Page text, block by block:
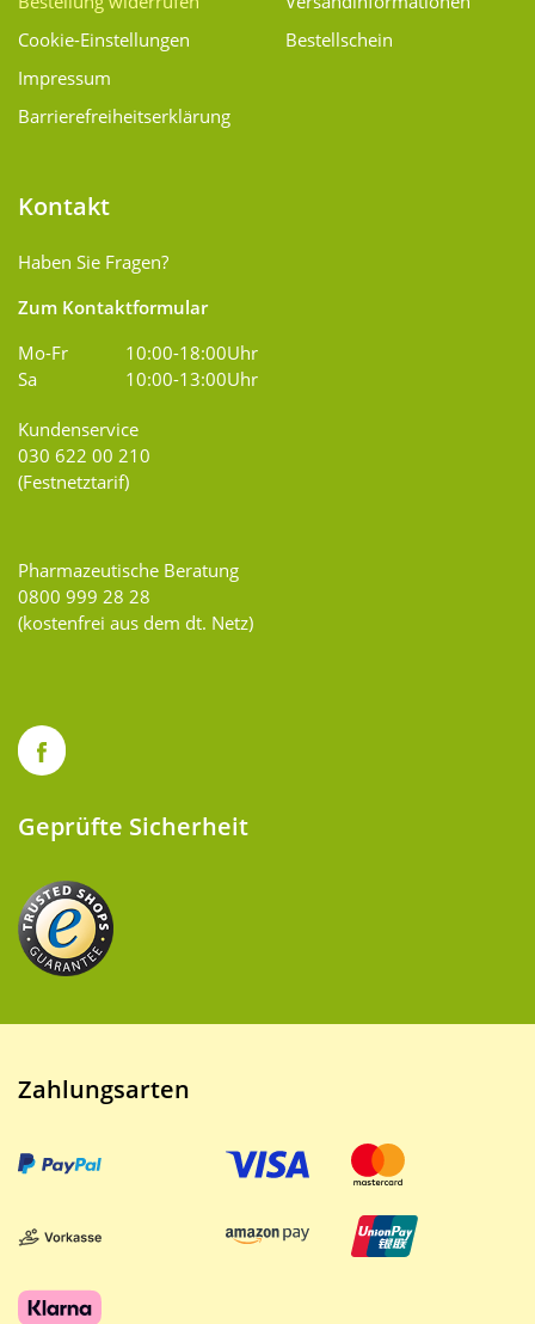
Cookie-Einstellungen
Impressum
Barrierefreiheitserklärung
Bestellschein
Kontakt
Haben Sie Fragen?
Zum Kontaktformular
Mo-Fr
10:00-18:00Uhr
Sa
10:00-13:00Uhr
Kundenservice
030 622 00 210
(Festnetztarif)
Pharmazeutische Beratung
0800 999 28 28
(kostenfrei aus dem dt. Netz)
Geprüfte Sicherheit
Zahlungsarten